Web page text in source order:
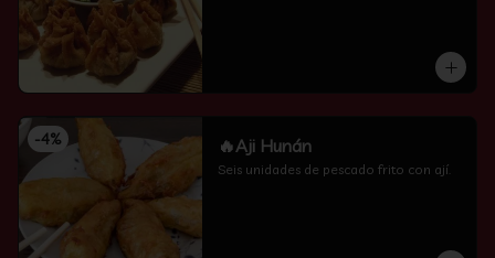
-4% 🔥Aji Hunán
Seis unidades de pescado frito con ají.